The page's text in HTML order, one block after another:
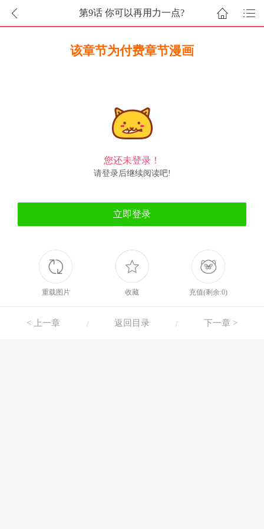
该章节为付费章节漫画
您还未登录！
请登录后继续阅读吧!
立即登录
重载图片 收藏 充值(剩余:0)
< 上一章 / 返回目录 / 下一章 >
第9话 你可以再用力一点?